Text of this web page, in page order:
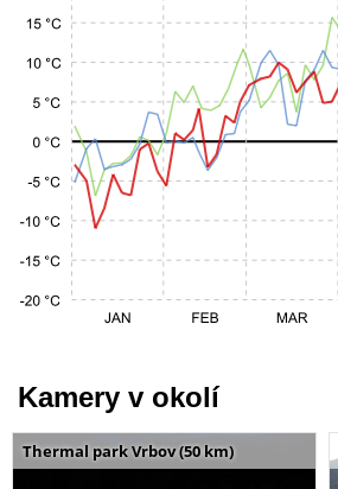
Kamery v okolí
Thermal park Vrbov (50 km)